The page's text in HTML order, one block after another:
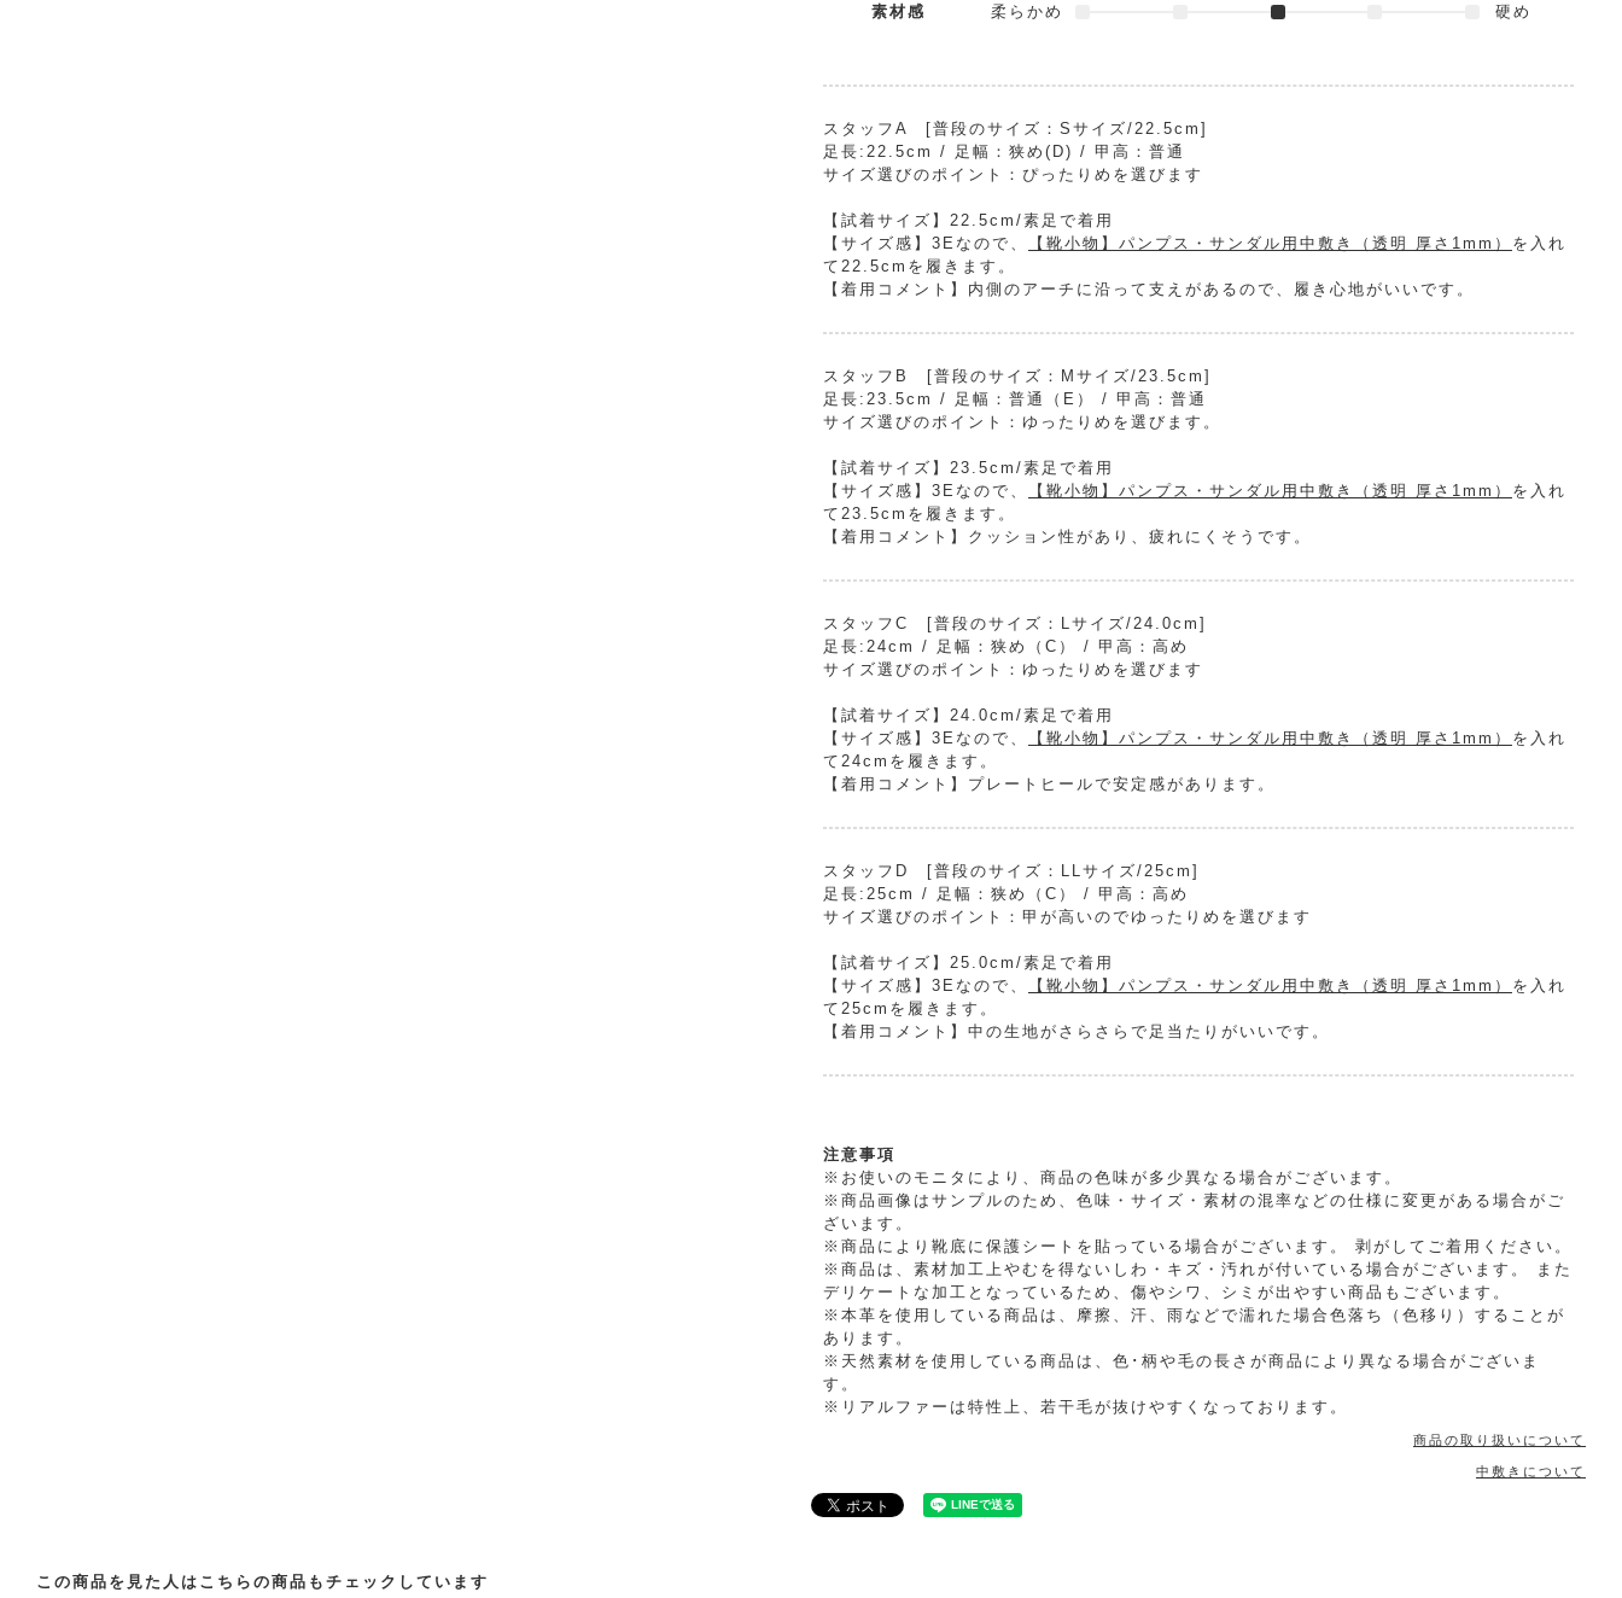
素材感 柔らかめ 硬め
スタッフA [普段のサイズ：Sサイズ/22.5cm]
足長:22.5cm / 足幅：狭め(D) / 甲高：普通
サイズ選びのポイント：ぴったりめを選びます
【試着サイズ】22.5cm/素足で着用
【サイズ感】3Eなので、
【靴小物】パンプス・サンダル用中敷き（透明 厚さ1mm） を入れ
て22.5cmを履きます。
【着用コメント】内側のアーチに沿って支えがあるので、履き心地がいいです。
スタッフB [普段のサイズ：Mサイズ/23.5cm]
足長:23.5cm / 足幅：普通（E） / 甲高：普通
サイズ選びのポイント：ゆったりめを選びます。
【試着サイズ】23.5cm/素足で着用
【サイズ感】3Eなので、
【靴小物】パンプス・サンダル用中敷き（透明 厚さ1mm） を入れ
て23.5cmを履きます。
【着用コメント】クッション性があり、疲れにくそうです。
スタッフC [普段のサイズ：Lサイズ/24.0cm]
足長:24cm / 足幅：狭め（C） / 甲高：高め
サイズ選びのポイント：ゆったりめを選びます
【試着サイズ】24.0cm/素足で着用
【サイズ感】3Eなので、
【靴小物】パンプス・サンダル用中敷き（透明 厚さ1mm） を入れ
て24cmを履きます。
【着用コメント】プレートヒールで安定感があります。
スタッフD [普段のサイズ：LLサイズ/25cm]
足長:25cm / 足幅：狭め（C） / 甲高：高め
サイズ選びのポイント：甲が高いのでゆったりめを選びます
【試着サイズ】25.0cm/素足で着用
【サイズ感】3Eなので、
【靴小物】パンプス・サンダル用中敷き（透明 厚さ1mm） を入れ
て25cmを履きます。
【着用コメント】中の生地がさらさらで足当たりがいいです。
注意事項
※お使いのモニタにより、商品の色味が多少異なる場合がございます。
※商品画像はサンプルのため、色味・サイズ・素材の混率などの仕様に変更がある場合がご
ざいます。
※商品により靴底に保護シートを貼っている場合がございます。 剥がしてご着用ください。
※商品は、素材加工上やむを得ないしわ・キズ・汚れが付いている場合がございます。 また
デリケートな加工となっているため、傷やシワ、シミが出やすい商品もございます。
※本革を使用している商品は、摩擦、汗、雨などで濡れた場合色落ち（色移り）することが
あります。
※天然素材を使用している商品は、色･柄や毛の長さが商品により異なる場合がございま
す。
※リアルファーは特性上、若干毛が抜けやすくなっております。
商品の取り扱いについて
中敷きについて
この商品を見た人はこちらの商品もチェックしています